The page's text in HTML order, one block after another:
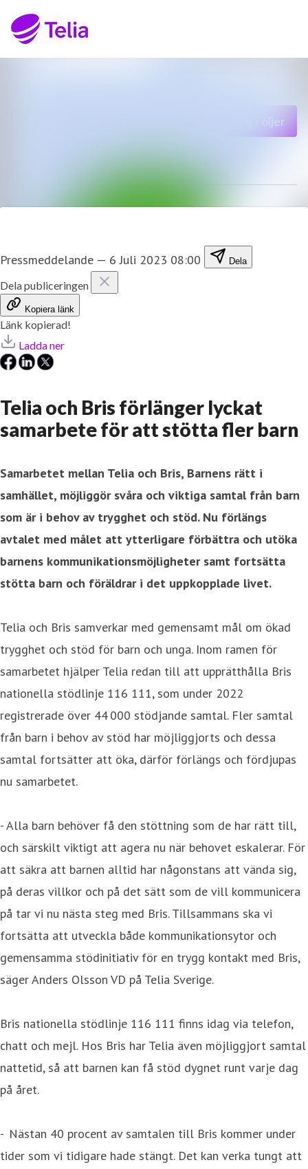
Kontakt
Följer
Pressmeddelande — 6 Juli 2023 08:00 Dela
Dela publiceringen
Kopiera länk
Länk kopierad!
Ladda ner
Telia och Bris förlänger lyckat
samarbete för att stötta fler barn
Samarbetet mellan Telia och Bris, Barnens rätt i
samhället, möjliggör svåra och viktiga samtal från barn
som är i behov av trygghet och stöd. Nu förlängs
avtalet med målet att ytterligare förbättra och utöka
barnens kommunikationsmöjligheter samt fortsätta
stötta barn och föräldrar i det uppkopplade livet.
Telia och Bris samverkar med gemensamt mål om ökad
trygghet och stöd för barn och unga. Inom ramen för
samarbetet hjälper Telia redan till att upprätthålla Bris
nationella stödlinje 116 111, som under 2022
registrerade över 44 000 stödjande samtal. Fler samtal
från barn i behov av stöd har möjliggjorts och dessa
samtal fortsätter att öka, därför förlängs och fördjupas
nu samarbetet.
- Alla barn behöver få den stöttning som de har rätt till,
och särskilt viktigt att agera nu när behovet eskalerar. För
att säkra att barnen alltid har någonstans att vända sig,
på deras villkor och på det sätt som de vill kommunicera
på tar vi nu nästa steg med Bris. Tillsammans ska vi
fortsätta att utveckla både kommunikationsytor och
gemensamma stödinitiativ för en trygg kontakt med Bris,
säger Anders Olsson VD på Telia Sverige.
Bris nationella stödlinje 116 111 finns idag via telefon,
chatt och mejl. Hos Bris har Telia även möjliggjort samtal
nattetid, så att barnen kan få stöd dygnet runt varje dag
på året.
- Nästan 40 procent av samtalen till Bris kommer under
tider som vi tidigare hade stängt. Det kan verka tungt att